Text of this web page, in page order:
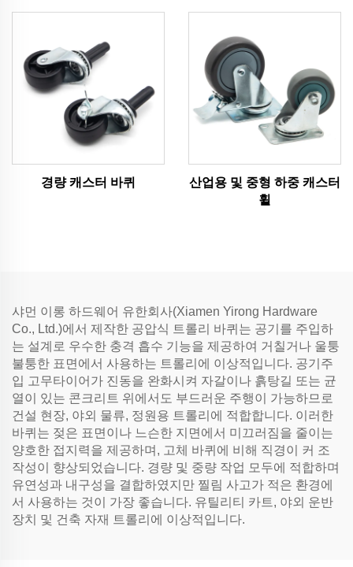
경량 캐스터 바퀴
산업용 및 중형 하중 캐스터
휠
샤먼 이롱 하드웨어 유한회사(Xiamen Yirong Hardware
Co., Ltd.)에서 제작한 공압식 트롤리 바퀴는 공기를 주입하
는 설계로 우수한 충격 흡수 기능을 제공하여 거칠거나 울퉁
불퉁한 표면에서 사용하는 트롤리에 이상적입니다. 공기주
입 고무타이어가 진동을 완화시켜 자갈이나 흙탕길 또는 균
열이 있는 콘크리트 위에서도 부드러운 주행이 가능하므로
건설 현장, 야외 물류, 정원용 트롤리에 적합합니다. 이러한
바퀴는 젖은 표면이나 느슨한 지면에서 미끄러짐을 줄이는
양호한 접지력을 제공하며, 고체 바퀴에 비해 직경이 커 조
작성이 향상되었습니다. 경량 및 중량 작업 모두에 적합하며
유연성과 내구성을 결합하였지만 찔림 사고가 적은 환경에
서 사용하는 것이 가장 좋습니다. 유틸리티 카트, 야외 운반
장치 및 건축 자재 트롤리에 이상적입니다.